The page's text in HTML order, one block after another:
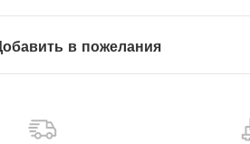
в пожелания